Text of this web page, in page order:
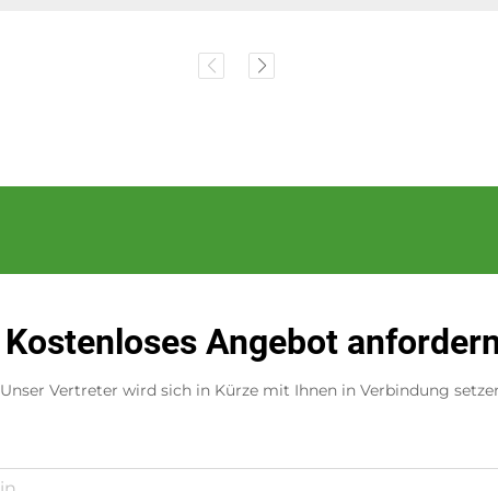
Kostenloses Angebot
Unser Vertreter wird sich in Kürze mit Ihnen in Verbindung